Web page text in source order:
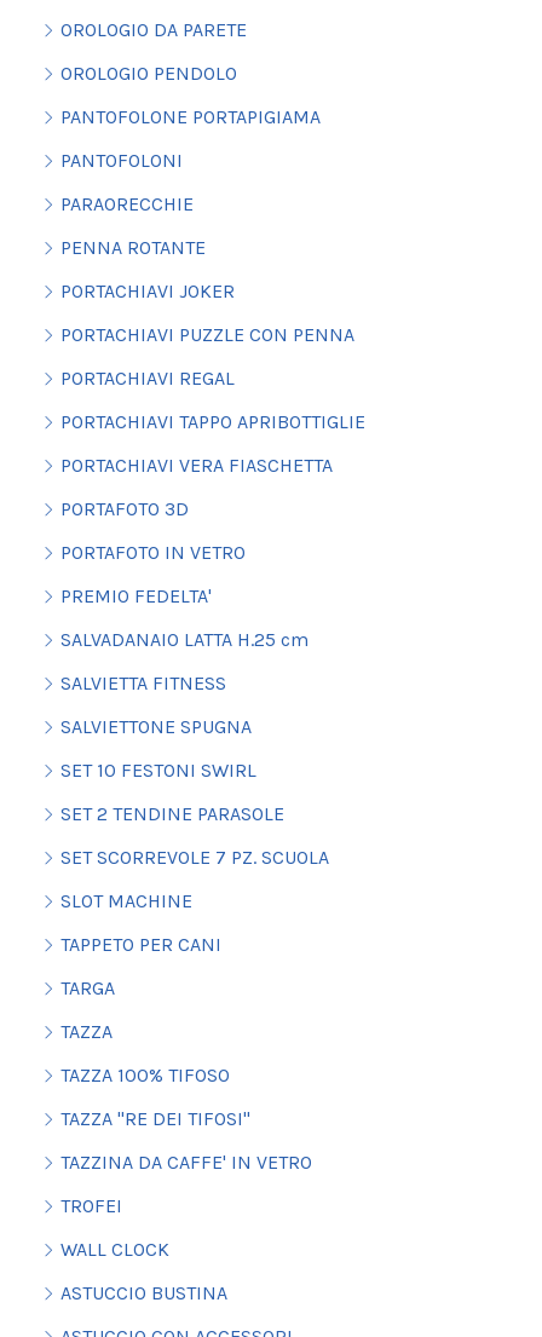
OROLOGIO DA PARETE
OROLOGIO PENDOLO
PANTOFOLONE PORTAPIGIAMA
PANTOFOLONI
PARAORECCHIE
PENNA ROTANTE
PORTACHIAVI JOKER
PORTACHIAVI PUZZLE CON PENNA
PORTACHIAVI REGAL
PORTACHIAVI TAPPO APRIBOTTIGLIE
PORTACHIAVI VERA FIASCHETTA
PORTAFOTO 3D
PORTAFOTO IN VETRO
PREMIO FEDELTA'
SALVADANAIO LATTA H.25 cm
SALVIETTA FITNESS
SALVIETTONE SPUGNA
SET 10 FESTONI SWIRL
SET 2 TENDINE PARASOLE
SET SCORREVOLE 7 PZ. SCUOLA
SLOT MACHINE
TAPPETO PER CANI
TARGA
TAZZA
TAZZA 100% TIFOSO
TAZZA "RE DEI TIFOSI"
TAZZINA DA CAFFE' IN VETRO
TROFEI
WALL CLOCK
ASTUCCIO BUSTINA